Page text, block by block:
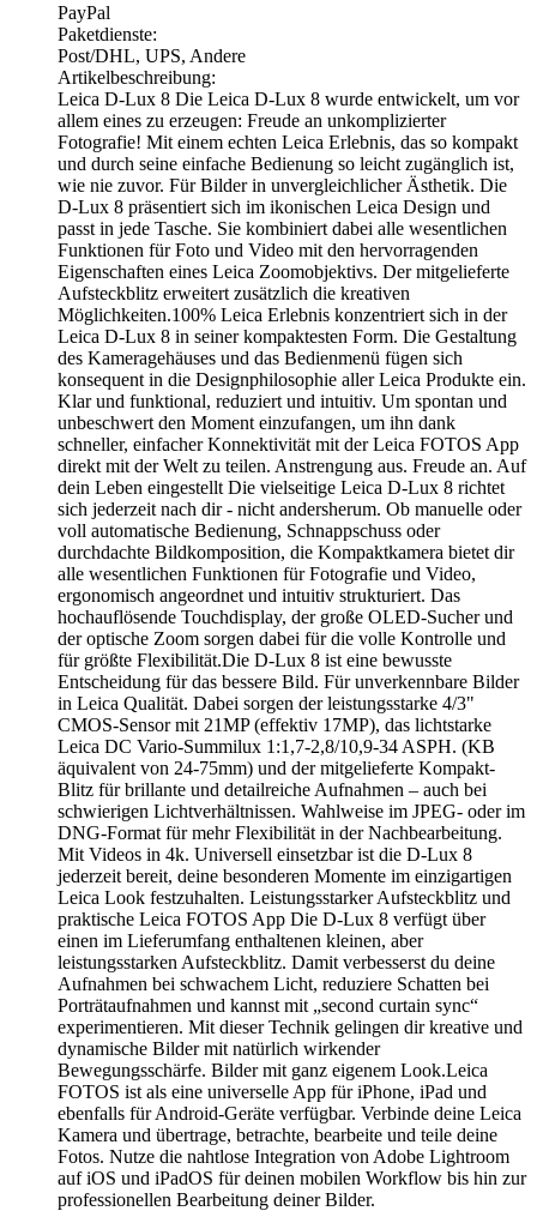
PayPal
Paketdienste:
Post/DHL, UPS, Andere
Artikelbeschreibung:
Leica D-Lux 8 Die Leica D-Lux 8 wurde entwickelt, um vor
allem eines zu erzeugen: Freude an unkomplizierter
Fotografie! Mit einem echten Leica Erlebnis, das so kompakt
und durch seine einfache Bedienung so leicht zugänglich ist,
wie nie zuvor. Für Bilder in unvergleichlicher Ästhetik. Die
D-Lux 8 präsentiert sich im ikonischen Leica Design und
passt in jede Tasche. Sie kombiniert dabei alle wesentlichen
Funktionen für Foto und Video mit den hervorragenden
Eigenschaften eines Leica Zoomobjektivs. Der mitgelieferte
Aufsteckblitz erweitert zusätzlich die kreativen
Möglichkeiten.100% Leica Erlebnis konzentriert sich in der
Leica D-Lux 8 in seiner kompaktesten Form. Die Gestaltung
des Kameragehäuses und das Bedienmenü fügen sich
konsequent in die Designphilosophie aller Leica Produkte ein.
Klar und funktional, reduziert und intuitiv. Um spontan und
unbeschwert den Moment einzufangen, um ihn dank
schneller, einfacher Konnektivität mit der Leica FOTOS App
direkt mit der Welt zu teilen. Anstrengung aus. Freude an. Auf
dein Leben eingestellt Die vielseitige Leica D-Lux 8 richtet
sich jederzeit nach dir - nicht andersherum. Ob manuelle oder
voll automatische Bedienung, Schnappschuss oder
durchdachte Bildkomposition, die Kompaktkamera bietet dir
alle wesentlichen Funktionen für Fotografie und Video,
ergonomisch angeordnet und intuitiv strukturiert. Das
hochauflösende Touchdisplay, der große OLED-Sucher und
der optische Zoom sorgen dabei für die volle Kontrolle und
für größte Flexibilität.Die D-Lux 8 ist eine bewusste
Entscheidung für das bessere Bild. Für unverkennbare Bilder
in Leica Qualität. Dabei sorgen der leistungsstarke 4/3"
CMOS-Sensor mit 21MP (effektiv 17MP), das lichtstarke
Leica DC Vario-Summilux 1:1,7-2,8/10,9-34 ASPH. (KB
äquivalent von 24-75mm) und der mitgelieferte Kompakt-
Blitz für brillante und detailreiche Aufnahmen – auch bei
schwierigen Lichtverhältnissen. Wahlweise im JPEG- oder im
DNG-Format für mehr Flexibilität in der Nachbearbeitung.
Mit Videos in 4k. Universell einsetzbar ist die D-Lux 8
jederzeit bereit, deine besonderen Momente im einzigartigen
Leica Look festzuhalten. Leistungsstarker Aufsteckblitz und
praktische Leica FOTOS App Die D-Lux 8 verfügt über
einen im Lieferumfang enthaltenen kleinen, aber
leistungsstarken Aufsteckblitz. Damit verbesserst du deine
Aufnahmen bei schwachem Licht, reduziere Schatten bei
Porträtaufnahmen und kannst mit „second curtain sync“
experimentieren. Mit dieser Technik gelingen dir kreative und
dynamische Bilder mit natürlich wirkender
Bewegungsschärfe. Bilder mit ganz eigenem Look.Leica
FOTOS ist als eine universelle App für iPhone, iPad und
ebenfalls für Android-Geräte verfügbar. Verbinde deine Leica
Kamera und übertrage, betrachte, bearbeite und teile deine
Fotos. Nutze die nahtlose Integration von Adobe Lightroom
auf iOS und iPadOS für deinen mobilen Workflow bis hin zur
professionellen Bearbeitung deiner Bilder.